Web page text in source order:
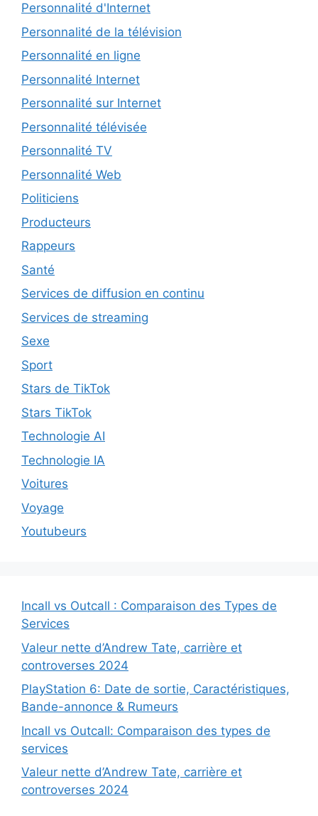
Personnalité d'Internet
Personnalité de la télévision
Personnalité en ligne
Personnalité Internet
Personnalité sur Internet
Personnalité télévisée
Personnalité TV
Personnalité Web
Politiciens
Producteurs
Rappeurs
Santé
Services de diffusion en continu
Services de streaming
Sexe
Sport
Stars de TikTok
Stars TikTok
Technologie AI
Technologie IA
Voitures
Voyage
Youtubeurs
Incall vs Outcall : Comparaison des Types de
Services
Valeur nette d’Andrew Tate, carrière et
controverses 2024
PlayStation 6: Date de sortie, Caractéristiques,
Bande-annonce & Rumeurs
Incall vs Outcall: Comparaison des types de
services
Valeur nette d’Andrew Tate, carrière et
controverses 2024